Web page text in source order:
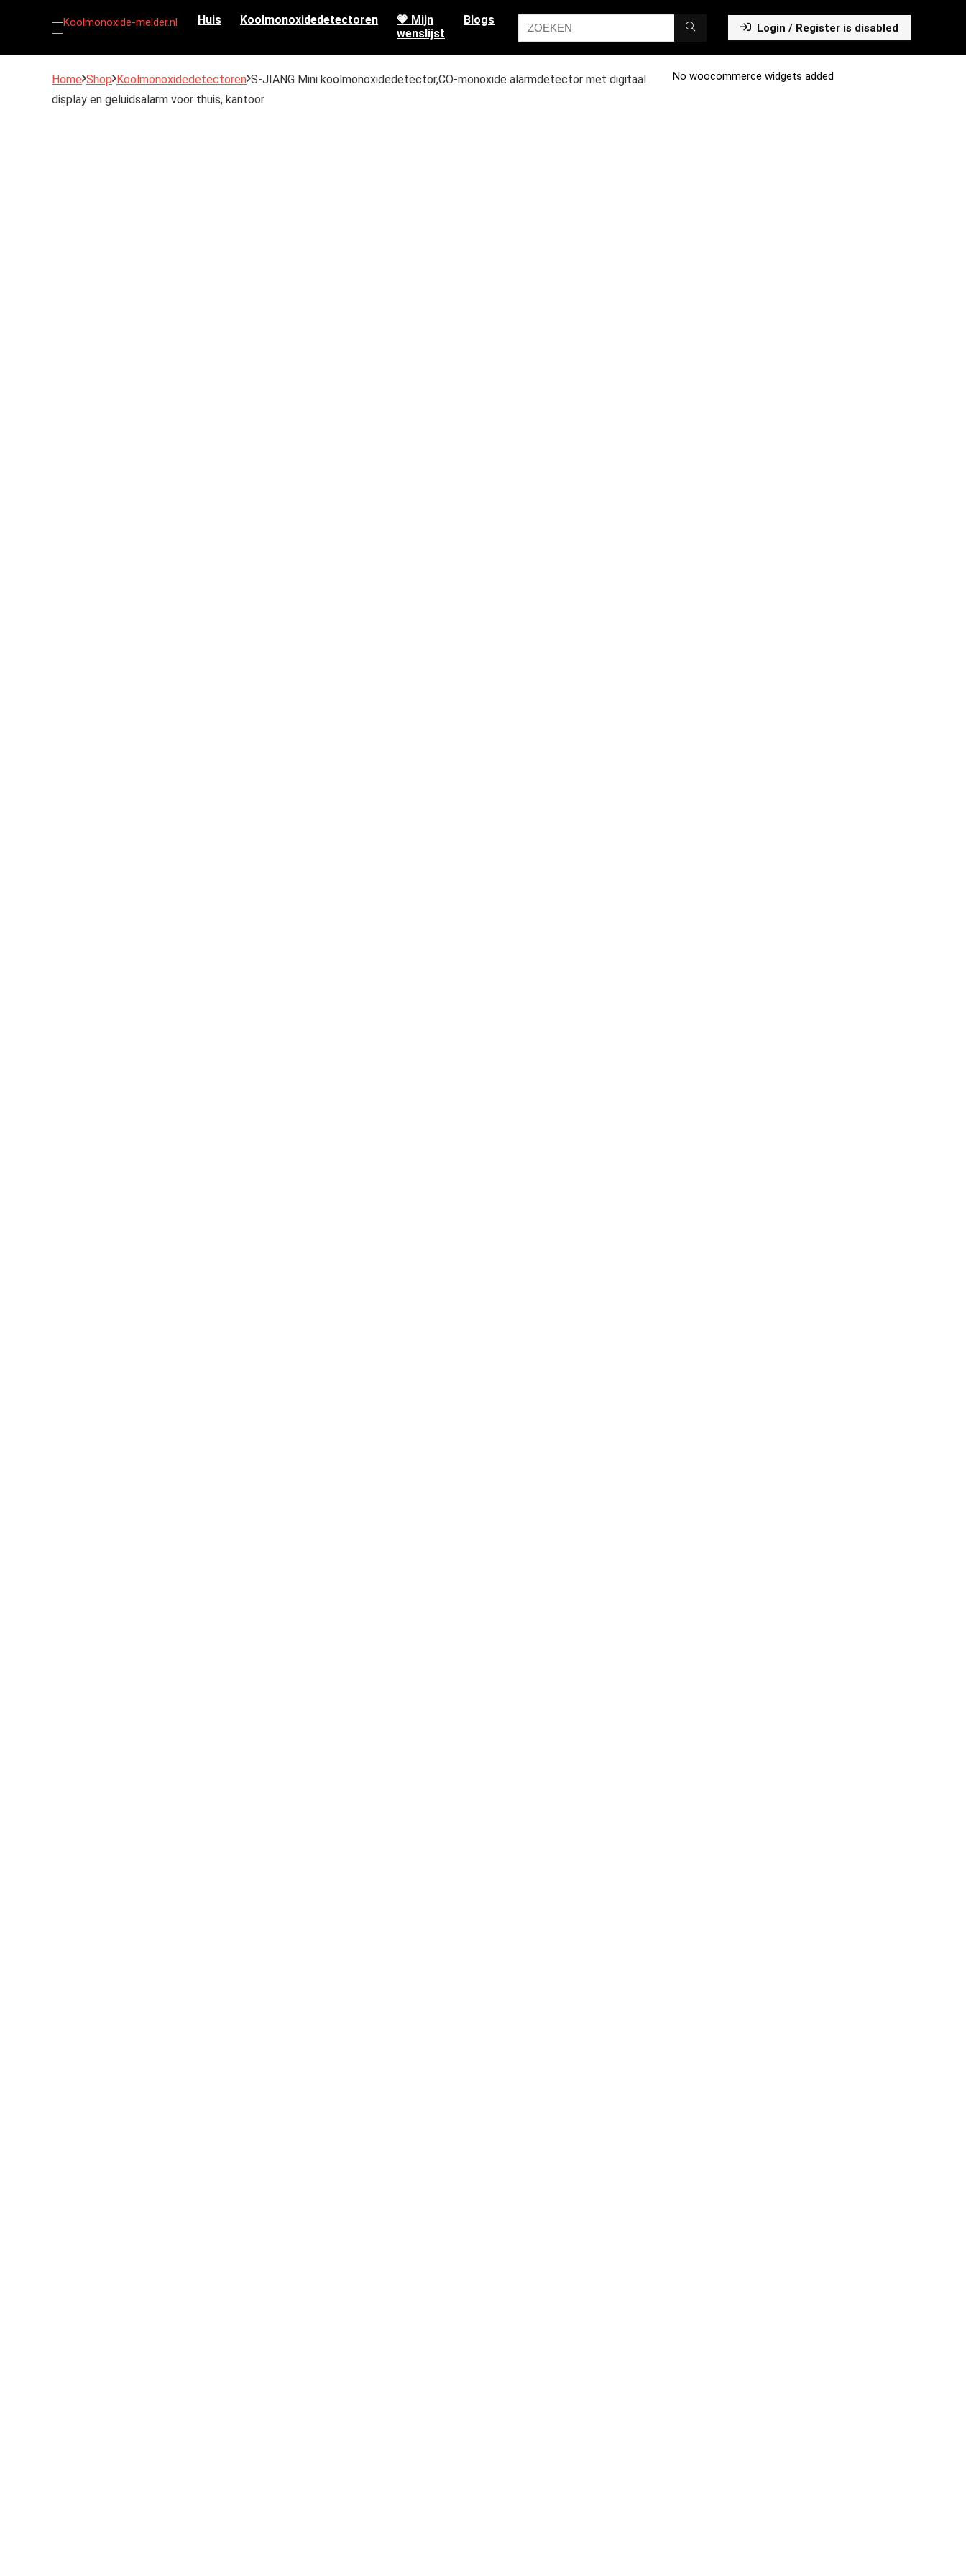
Huis Koolmonoxidedetectoren
💗 Mijn
wenslijst
Blogs
Login / Register is disabled
Home Shop Koolmonoxidedetectoren S-JIANG Mini koolmonoxidedetector,CO-monoxide alarmdetector met digitaal
display en geluidsalarm voor thuis, kantoor
No woocommerce widgets added